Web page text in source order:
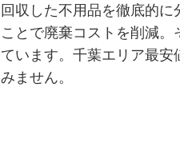
回収した不用品を徹底的
ことで廃棄コストを削減
ています。千葉エリア最安
みません。